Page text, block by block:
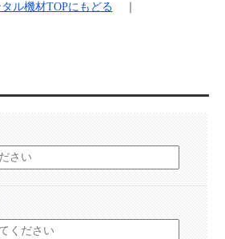
タル機材TOPにもどる